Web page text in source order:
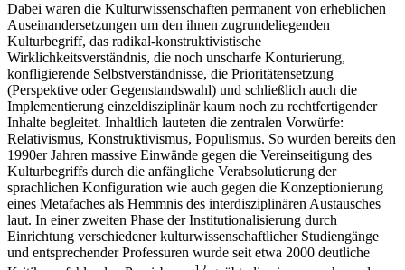
Dabei waren die Kulturwissenschaften permanent von erheblichen
Auseinandersetzungen um den ihnen zugrundeliegenden
Kulturbegriff, das radikal-konstruktivistische
Wirklichkeitsverständnis, die noch unscharfe Konturierung,
konfligierende Selbstverständnisse, die Prioritätensetzung
(Perspektive oder Gegenstandswahl) und schließlich auch die
Implementierung einzeldisziplinär kaum noch zu rechtfertigender
Inhalte begleitet. Inhaltlich lauteten die zentralen Vorwürfe:
Relativismus, Konstruktivismus, Populismus. So wurden bereits den
1990er Jahren massive Einwände gegen die Vereinseitigung des
Kulturbegriffs durch die anfängliche Verabsolutierung der
sprachlichen Konfiguration wie auch gegen die Konzeptionierung
eines Metafaches als Hemmnis des interdisziplinären Austausches
laut. In einer zweiten Phase der Institutionalisierung durch
Einrichtung verschiedener kulturwissenschaftlicher Studiengänge
und entsprechender Professuren wurde seit etwa 2000 deutliche